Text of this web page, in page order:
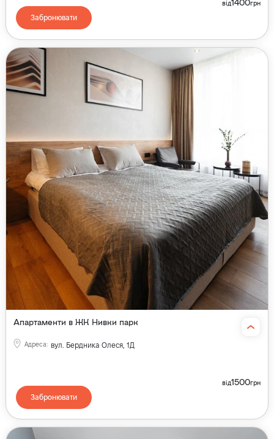
від1400грн
Забронювати
Апартаменти в ЖК Нивки парк
Адреса: вул. Бердника Олеся, 1Д
від1500грн
Забронювати